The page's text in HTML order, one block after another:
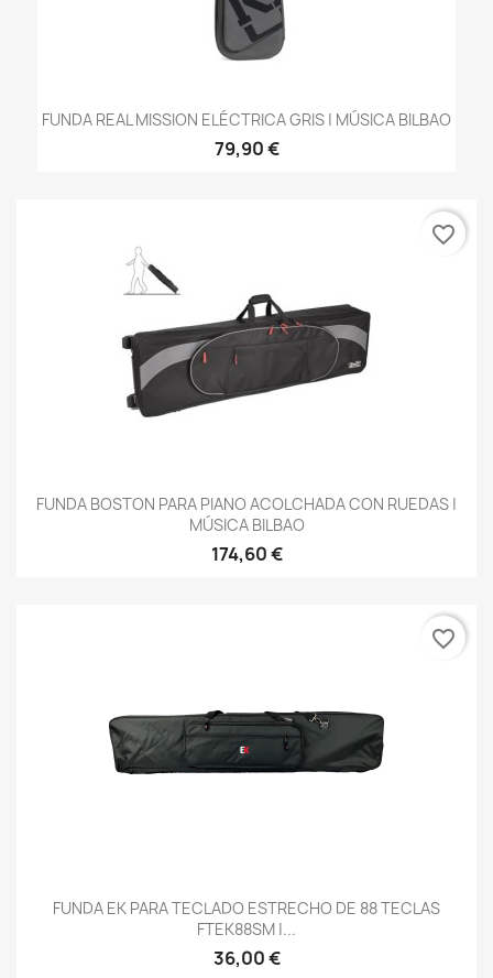
FUNDA REAL MISSION ELÉCTRICA GRIS | MÚSICA BILBAO
79,90 €
FUNDA BOSTON PARA PIANO ACOLCHADA CON RUEDAS |
MÚSICA BILBAO
174,60 €
favorite_border
FUNDA EK PARA TECLADO ESTRECHO DE 88 TECLAS
FTEK88SM |...
36,00 €
favorite_border